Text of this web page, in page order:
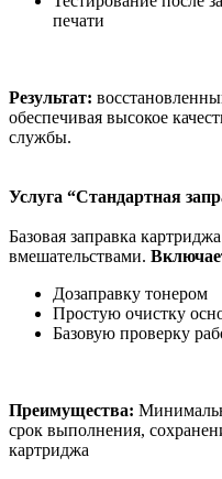
печати
Результат:
обеспечивая высокое
службы.
Услуга “Стандартная
Базовая заправка
вмешательствами.
Дозаправку тонером
Простую очистку
Базовую проверку
Преимущества:
срок выполнения,
картриджа